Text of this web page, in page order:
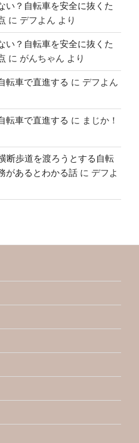
い？自転車を安全に抜くた
に デフよん より
い？自転車を安全に抜くた
に がんちゃん より
転車で直進する に デフよん
転車で直進する に まじか！
断歩道を渡ろうとする自転
があるとわかる話 に デフよ